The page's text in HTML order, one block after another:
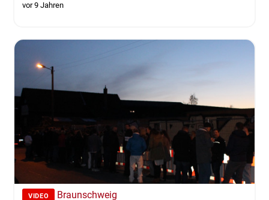
vor 9 Jahren
VIDEO Braunschweig